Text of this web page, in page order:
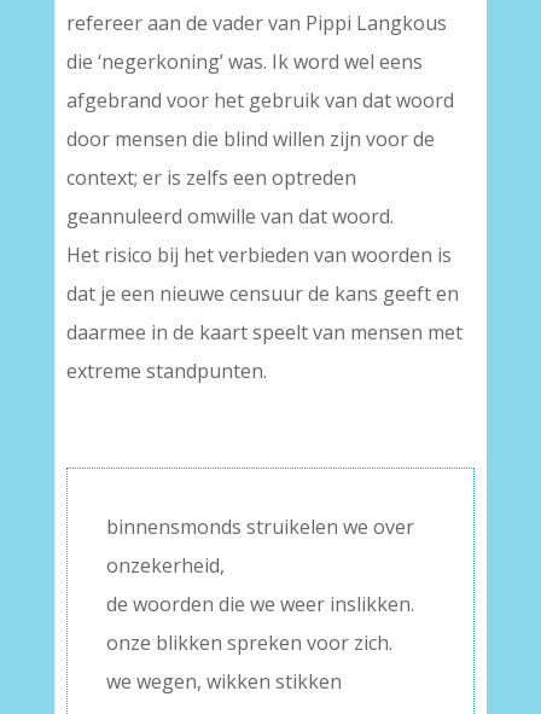
refereer aan de vader van Pippi Langkous
die ‘negerkoning’ was. Ik word wel eens
afgebrand voor het gebruik van dat woord
door mensen die blind willen zijn voor de
context; er is zelfs een optreden
geannuleerd omwille van dat woord.
Het risico bij het verbieden van woorden is
dat je een nieuwe censuur de kans geeft en
daarmee in de kaart speelt van mensen met
extreme standpunten.
binnensmonds struikelen we over
onzekerheid,
de woorden die we weer inslikken.
onze blikken spreken voor zich.
we wegen, wikken stikken